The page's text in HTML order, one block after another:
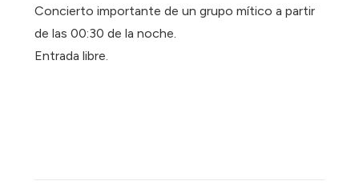
Concierto importante de un grupo mítico a partir
de las 00:30 de la noche.
Entrada libre.